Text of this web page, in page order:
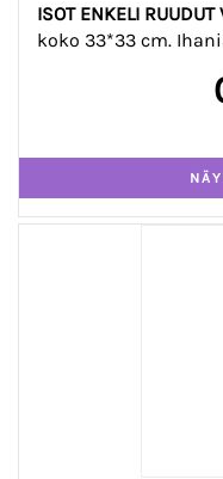
ISOT ENKELI RUUDUT
koko 33*33 cm.